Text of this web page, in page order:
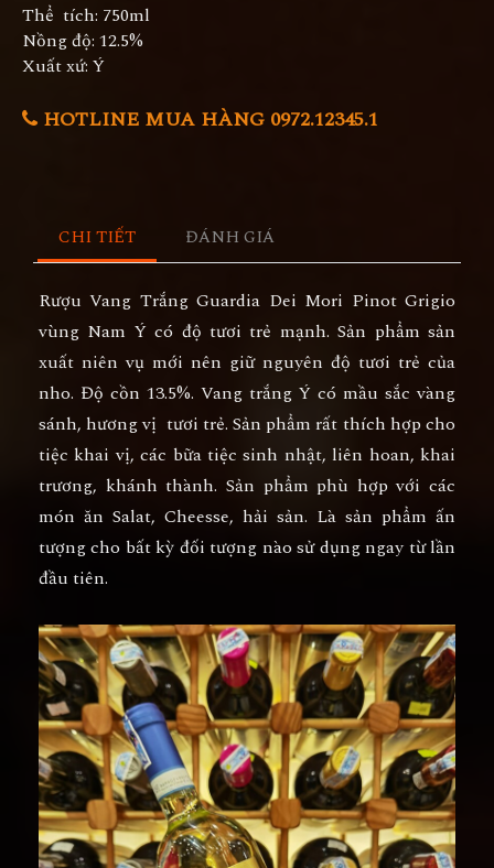
Thể tích: 750ml
Nồng độ: 12.5%
Xuất xứ: Ý
HOTLINE MUA HÀNG 0972.12345.1
CHI TIẾT ĐÁNH GIÁ
Rượu Vang Trắng Guardia Dei Mori Pinot Grigio
vùng Nam Ý có độ tươi trẻ mạnh. Sản phẩm sản
xuất niên vụ mới nên giữ nguyên độ tươi trẻ của
nho. Độ cồn 13.5%. Vang trắng Ý có mầu sắc vàng
sánh, hương vị tươi trẻ. Sản phẩm rất thích hợp cho
tiệc khai vị, các bữa tiệc sinh nhật, liên hoan, khai
trương, khánh thành. Sản phẩm phù hợp với các
món ăn Salat, Cheesse, hải sản. Là sản phẩm ấn
tượng cho bất kỳ đối tượng nào sử dụng ngay từ lần
đầu tiên.